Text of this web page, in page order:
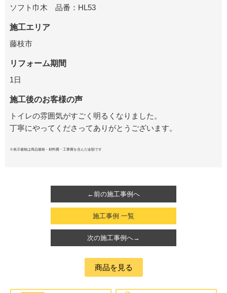
ソフト巾木 品番：HL53
施工エリア
藤枝市
リフォーム期間
1日
施工後のお客様の声
トイレの雰囲気がすごく明るくなりました。
丁寧にやってくださってありがとうございます。
※表示価格は商品価格・材料費・工事費を含んだ金額です
←前の施工事例へ
施工事例 一覧
次の施工事例へ→
商品を見る